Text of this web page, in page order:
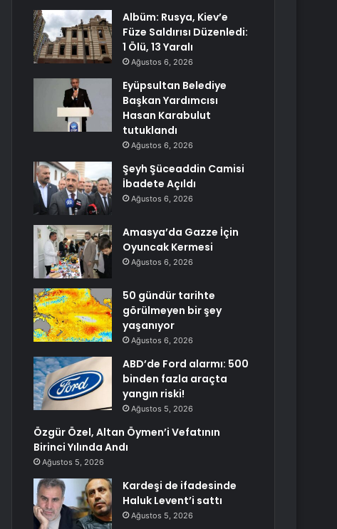
Albüm: Rusya, Kiev’e
Füze Saldırısı Düzenledi:
1 Ölü, 13 Yaralı
Ağustos 6, 2026
Eyüpsultan Belediye
Başkan Yardımcısı
Hasan Karabulut
tutuklandı
Ağustos 6, 2026
Şeyh Şüceaddin Camisi
İbadete Açıldı
Ağustos 6, 2026
Amasya’da Gazze İçin
Oyuncak Kermesi
Ağustos 6, 2026
50 gündür tarihte
görülmeyen bir şey
yaşanıyor
Ağustos 6, 2026
ABD’de Ford alarmı: 500
binden fazla araçta
yangın riski!
Ağustos 5, 2026
Özgür Özel, Altan Öymen’i Vefatının
Birinci Yılında Andı
Ağustos 5, 2026
Kardeşi de ifadesinde
Haluk Levent’i sattı
Ağustos 5, 2026